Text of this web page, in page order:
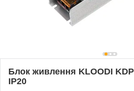
Блок живлення KLOODI
IP20